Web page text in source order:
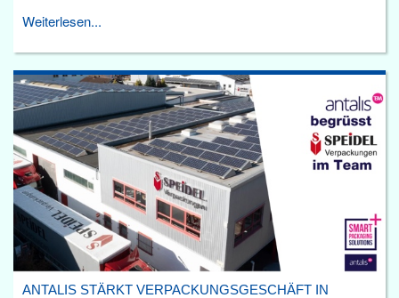
Weiterlesen...
ANTALIS STÄRKT VERPACKUNGSGESCHÄFT IN